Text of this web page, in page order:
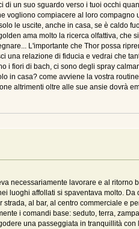
un suo sguardo verso i tuoi occhi
vogliono compiacere al loro
le uscite, anche in casa, se è caldo
ama molto la ricerca olfattiva,
L'importante che Thor possa
una relazione di fiducia e vedrai che
i fiori di bach, ci sono degli spray
in casa? come avviene la vostra
altrimenti oltre alle sue ansie dovrà
necessariamente lavorare e al
luoghi affollati si spaventava molto.
al bar, al centro commerciale e
i comandi base: seduto, terra,
una passeggiata in tranquillità